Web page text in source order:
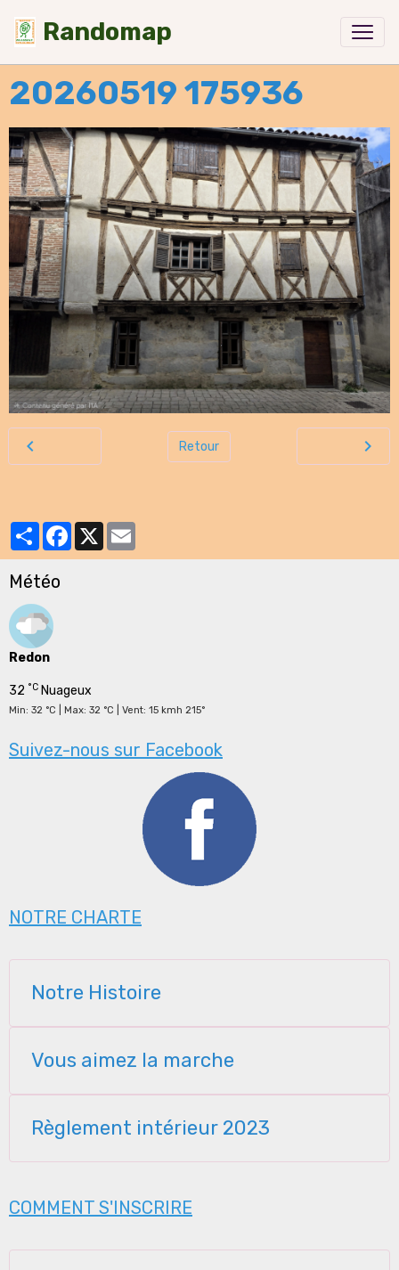
Randomap
20260519 175936
Retour
PartagerFacebook
X
Météo
Redon
32 °C Nuageux
Min: 32 °C | Max: 32 °C | Vent: 15 kmh 215°
Suivez-nous sur Facebook
NOTRE CHARTE
Notre Histoire
Vous aimez la marche
Règlement intérieur 2023
COMMENT S'INSCRIRE